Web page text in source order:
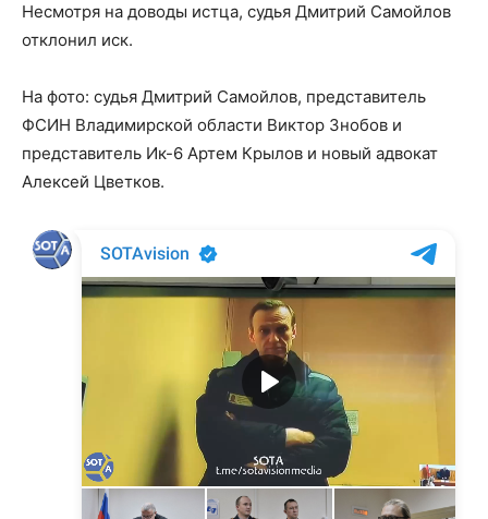
Несмотря на доводы истца, судья Дмитрий Самойлов
отклонил иск.
На фото: судья Дмитрий Самойлов, представитель
ФСИН Владимирской области Виктор Знобов и
представитель Ик-6 Артем Крылов и новый адвокат
Алексей Цветков.